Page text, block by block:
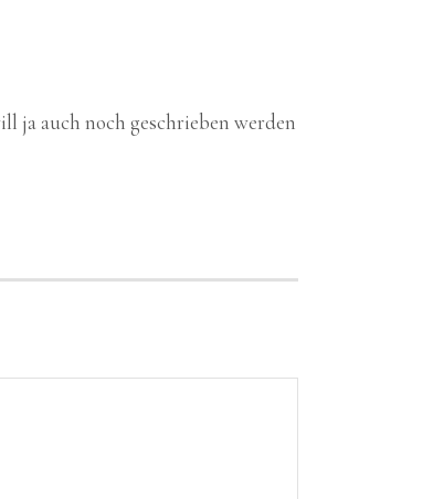
ja auch noch geschrieben werden